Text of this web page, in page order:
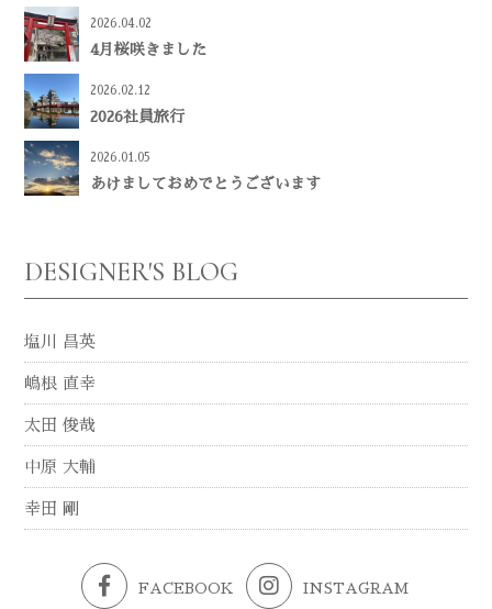
2026.04.02
4月桜咲きました
2026.02.12
2026社員旅行
2026.01.05
あけましておめでとうございます
DESIGNER'S BLOG
塩川 昌英
嶋根 直幸
太田 俊哉
中原 大輔
幸田 剛
FACEBOOK INSTAGRAM